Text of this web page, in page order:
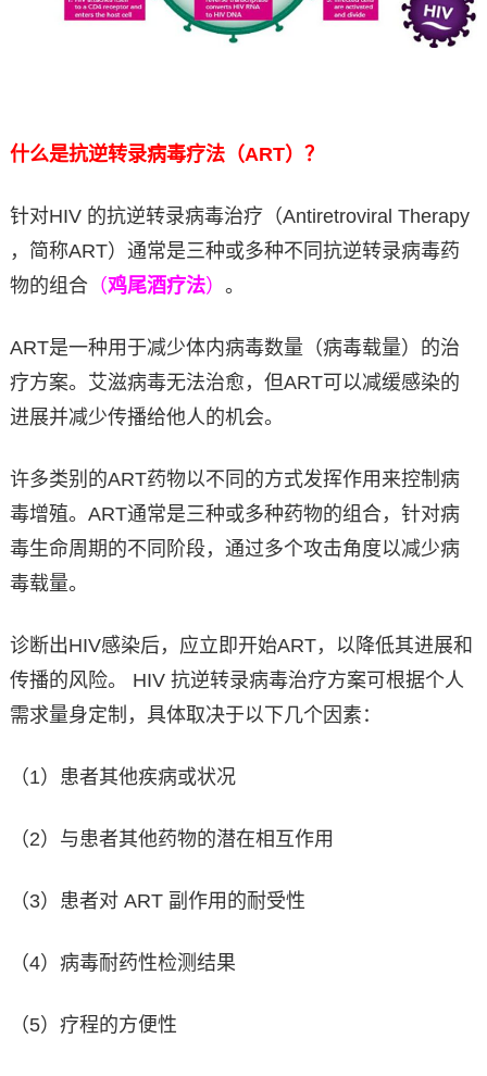
什么是抗逆转录病毒疗法（ART）？
针对HIV 的抗逆转录病毒治疗（Antiretroviral Therapy
，简称ART）通常是三种或多种不同抗逆转录病毒药
物的组合（鸡尾酒疗法） 。
ART是一种用于减少体内病毒数量（病毒载量）的治
疗方案。艾滋病毒无法治愈，但ART可以减缓感染的
进展并减少传播给他人的机会。
许多类别的ART药物以不同的方式发挥作用来控制病
毒增殖。ART通常是三种或多种药物的组合，针对病
毒生命周期的不同阶段，通过多个攻击角度以减少病
毒载量。
诊断出HIV感染后，应立即开始ART，以降低其进展和
传播的风险。 HIV 抗逆转录病毒治疗方案可根据个人
需求量身定制，具体取决于以下几个因素：
（1）患者其他疾病或状况
（2）与患者其他药物的潜在相互作用
（3）患者对 ART 副作用的耐受性
（4）病毒耐药性检测结果
（5）疗程的方便性